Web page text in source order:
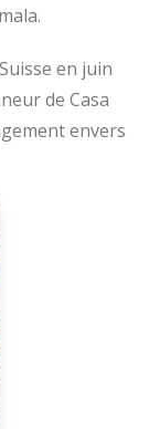
en juin
de Casa
envers